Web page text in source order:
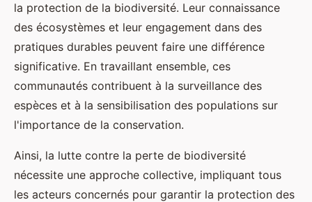
la protection de la biodiversité. Leur connaissance
des écosystèmes et leur engagement dans des
pratiques durables peuvent faire une différence
significative. En travaillant ensemble, ces
communautés contribuent à la surveillance des
espèces et à la sensibilisation des populations sur
l'importance de la conservation.
Ainsi, la lutte contre la perte de biodiversité
nécessite une approche collective, impliquant tous
les acteurs concernés pour garantir la protection des